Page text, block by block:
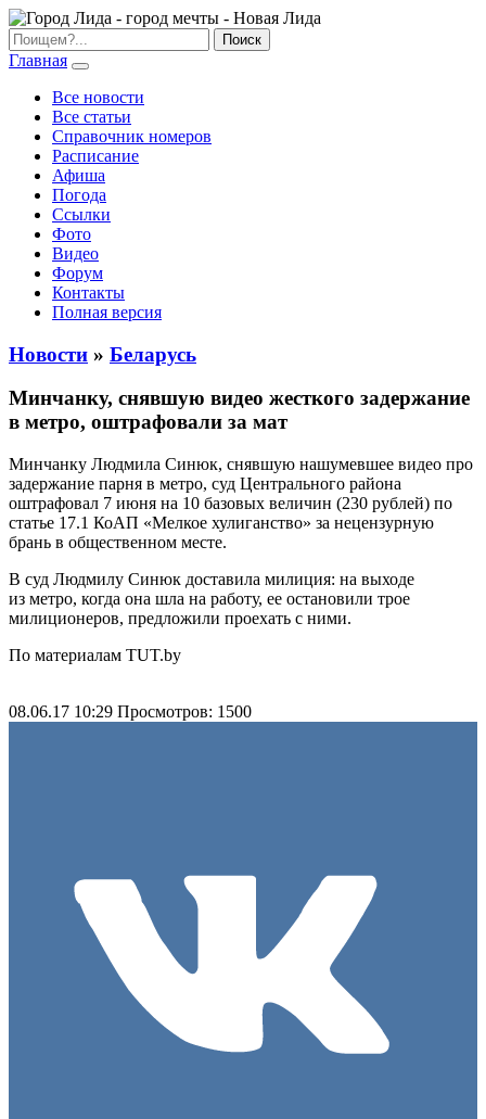
Главная
Все новости
Все статьи
Справочник номеров
Расписание
Афиша
Погода
Ссылки
Фото
Видео
Форум
Контакты
Полная версия
Новости » Беларусь
Минчанку, снявшую видео жесткого задержание
в метро, оштрафовали за мат
Минчанку Людмила Синюк, снявшую нашумевшее видео про
задержание парня в метро, суд Центрального района
оштрафовал 7 июня на 10 базовых величин (230 рублей) по
статье 17.1 КоАП «Мелкое хулиганство» за нецензурную
брань в общественном месте.
В суд Людмилу Синюк доставила милиция: на выходе
из метро, когда она шла на работу, ее остановили трое
милиционеров, предложили проехать с ними.
По материалам TUT.by
08.06.17 10:29 Просмотров: 1500